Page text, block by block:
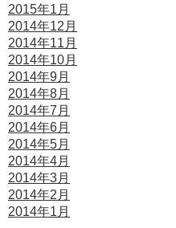
2015年1月
2014年12月
2014年11月
2014年10月
2014年9月
2014年8月
2014年7月
2014年6月
2014年5月
2014年4月
2014年3月
2014年2月
2014年1月